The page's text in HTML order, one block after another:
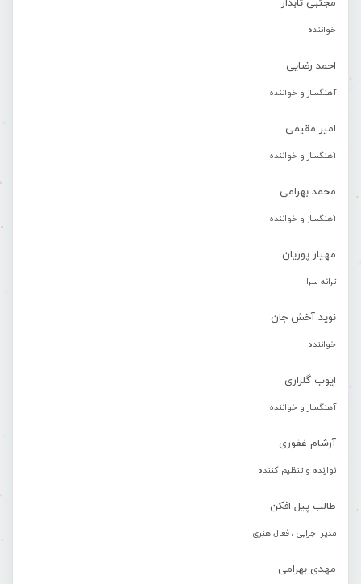
مجتبی تابدار
خواننده
احمد رضایی
آهنگساز و خواننده
امیر مقیمی
آهنگساز و خواننده
محمد بهرامی
آهنگساز و خواننده
مهیار پوریان
ترانه سرا
نوید آخش جان
خواننده
ایوب گلزاری
آهنگساز و خواننده
آرشام غفوری
نوازنده و تنظیم کننده
طالب پیل افکن
مدیر اجرایی ، فعال هنری
مهدی بهرامی